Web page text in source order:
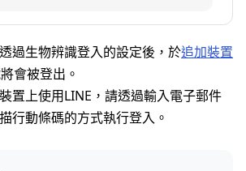
過生物辨識登入的設定後，於追加裝置
會被登出。
置上使用LINE，請透過輸入電子郵件
行動條碼的方式執行登入。